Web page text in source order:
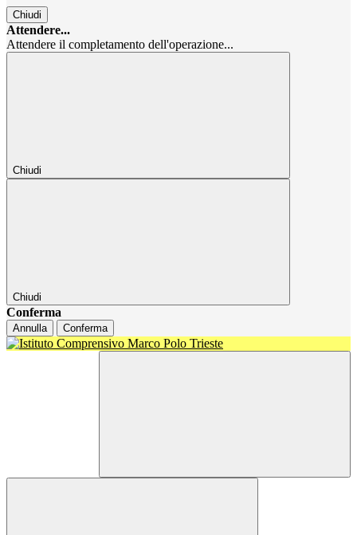
Chiudi
Attendere...
Attendere il completamento dell'operazione...
Chiudi
Chiudi
Conferma
Annulla Conferma